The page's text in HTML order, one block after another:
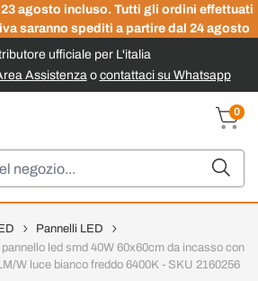
agosto incluso. Tutti gli ordini effettuati
saranno spediti a partire dal 24 agosto
ufficiale per L'italia
Assistenzao contattaci su Whatsapp
0
Pannelli LED
led smd 40W 60x60cm da incasso con
W luce bianco freddo 6400K - SKU 2160256